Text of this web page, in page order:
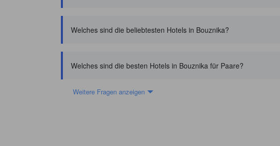
Welches sind die beliebtesten Hotels in Bouznika?
Welches sind die besten Hotels in Bouznika für Paare?
Weitere Fragen anzeigen